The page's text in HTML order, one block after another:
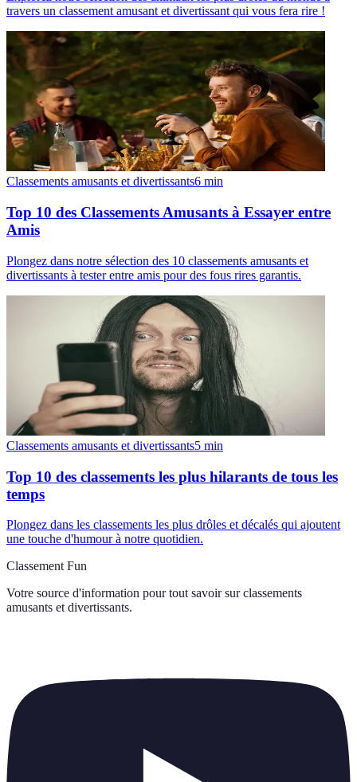
travers un classement amusant et divertissant qui vous fera rire !
Classements amusants et divertissants6 min
Top 10 des Classements Amusants à Essayer entre
Amis
Plongez dans notre sélection des 10 classements amusants et
divertissants à tester entre amis pour des fous rires garantis.
Classements amusants et divertissants5 min
Top 10 des classements les plus hilarants de tous les
temps
Plongez dans les classements les plus drôles et décalés qui ajoutent
une touche d'humour à notre quotidien.
Classement Fun
Votre source d'information pour tout savoir sur classements
amusants et divertissants.